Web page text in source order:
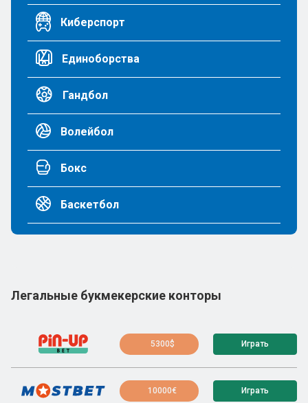
Киберспорт
Единоборства
Гандбол
Волейбол
Бокс
Баскетбол
Легальные букмекерские конторы
5300$ Играть
10000€ Играть